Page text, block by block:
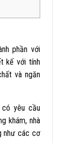
phần với
kế với tính
và ngăn
yêu cầu
khám, nhà
như các cơ